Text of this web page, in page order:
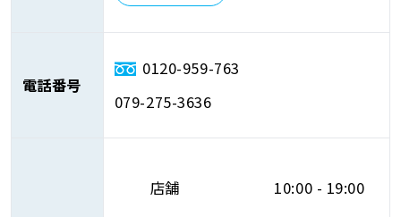
電話番号
0120-959-763
079-275-3636
店舗 10:00 - 19:00